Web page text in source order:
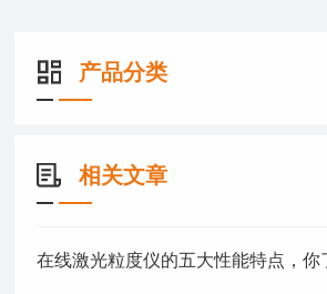
产品分类
相关文章
在线激光粒度仪的五大性能特点，你